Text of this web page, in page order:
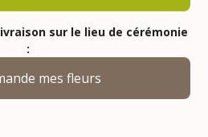
sur le lieu de cérémonie
:
mes fleurs